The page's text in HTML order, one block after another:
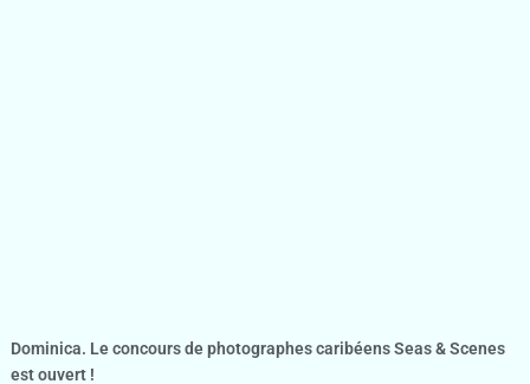
Dominica. Le concours de photographes caribéens Seas & Scenes
est ouvert !